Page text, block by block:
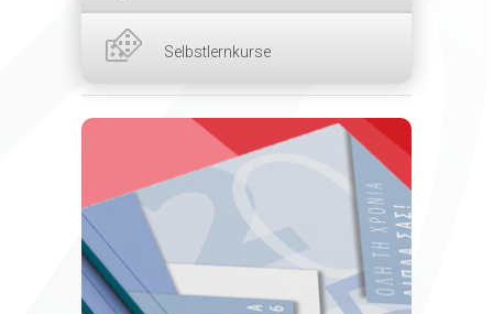
Selbstlernkurse